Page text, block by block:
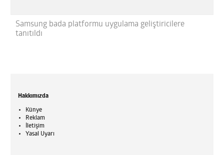
Samsung bada platformu uygulama geliştiricilere
tanıtıldı
Hakkımızda
Künye
Reklam
İletişim
Yasal Uyarı